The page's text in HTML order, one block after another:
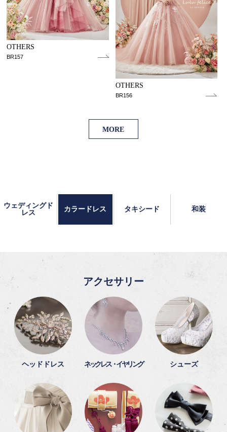
OTHERS
BR157
OTHERS
BR156
MORE
ウェディングド
レス
カラードレス タキシード 和装
アクセサリー
ヘッドドレス ネックレス・イヤリング シューズ